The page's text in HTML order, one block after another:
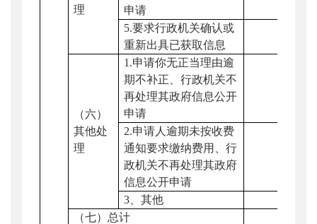
理
申请
5.要求行政机关确认或
重新出具已获取信息
（六）
其他处
理
1.申请你无正当理由逾
期不补正、行政机关不
再处理其政府信息公开
申请
2.申请人逾期未按收费
通知要求缴纳费用、行
政机关不再处理其政府
信息公开申请
3 、其他
（七）总计